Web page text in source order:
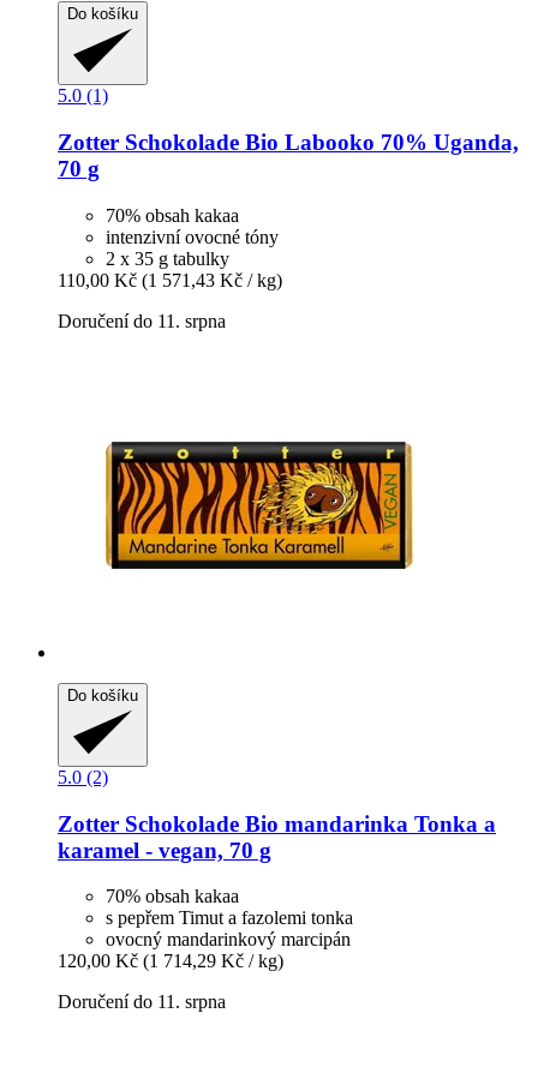
Do košíku
5.0 (1)
Zotter Schokolade Bio Labooko 70% Uganda,
70 g
70% obsah kakaa
intenzivní ovocné tóny
2 x 35 g tabulky
110,00 Kč (1 571,43 Kč / kg)
Doručení do 11. srpna
Do košíku
5.0 (2)
Zotter Schokolade Bio mandarinka Tonka a
karamel -​ vegan, 70 g
70% obsah kakaa
s pepřem Timut a fazolemi tonka
ovocný mandarinkový marcipán
120,00 Kč (1 714,29 Kč / kg)
Doručení do 11. srpna